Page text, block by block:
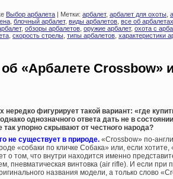
Выбор арбалета | Метки: арбалет, арбалет для охоты
блочный арбалет, виды арбалетов все об арбалетах
, обзоры арбалетов оружие арбалет, охота с
скорость стрелы типы арбалетов характеристики
«Арбалете Crossbow»
нередко фигурирует такой вариант: «где
однозначного ответа дать не в
упорно скрывают от честного народа?
не существует в природе. «Crossbow» по-
«собаки по кличке Собака» или, если
о том, что внутри находится именно
пневматическая винтовка (air rifle). И если при
названия модели, а только слово